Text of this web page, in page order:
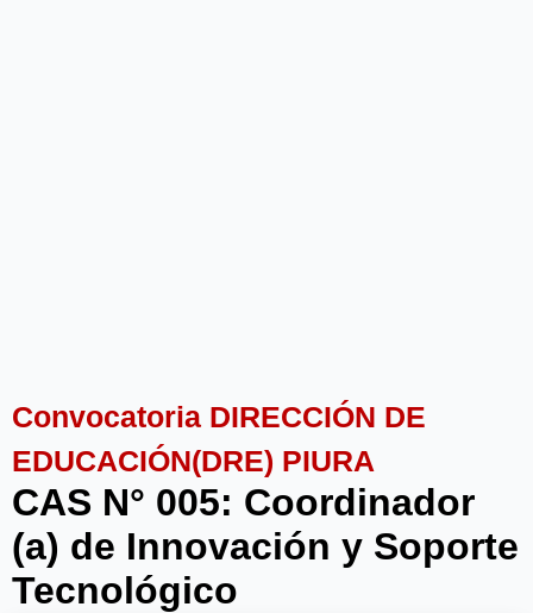
Convocatoria DIRECCIÓN DE
EDUCACIÓN(DRE) PIURA
CAS N° 005: Coordinador
(a) de Innovación y Soporte
Tecnológico